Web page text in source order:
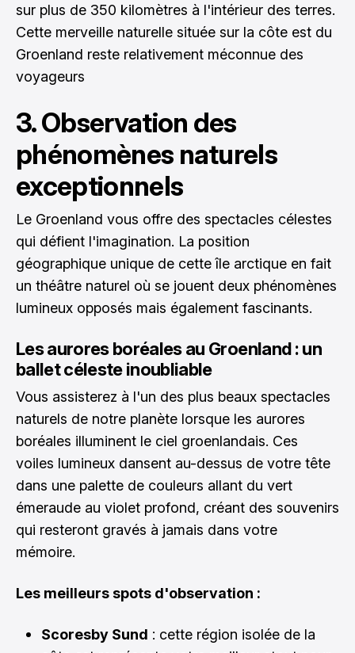
sur plus de 350 kilomètres à l'intérieur des terres.
Cette merveille naturelle située sur la côte est du
Groenland reste relativement méconnue des
voyageurs
3. Observation des
phénomènes naturels
exceptionnels
Le Groenland vous offre des spectacles célestes
qui défient l'imagination. La position
géographique unique de cette île arctique en fait
un théâtre naturel où se jouent deux phénomènes
lumineux opposés mais également fascinants.
Les aurores boréales au Groenland : un
ballet céleste inoubliable
Vous assisterez à l'un des plus beaux spectacles
naturels de notre planète lorsque les aurores
boréales illuminent le ciel groenlandais. Ces
voiles lumineux dansent au-dessus de votre tête
dans une palette de couleurs allant du vert
émeraude au violet profond, créant des souvenirs
qui resteront gravés à jamais dans votre
mémoire.
Les meilleurs spots d'observation :
Scoresby Sund : cette région isolée de la